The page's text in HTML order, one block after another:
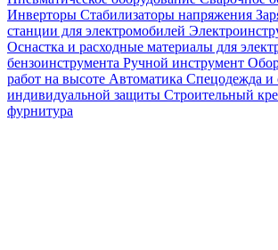
Инверторы Стабилизаторы напряжения
станции для электромобилей
Оснастка и расходные материалы для
бензоинструмента Ручной инструмент
работ на высоте Автоматика Спецодежда и
индивидуальной защиты Строительный
фурнитура